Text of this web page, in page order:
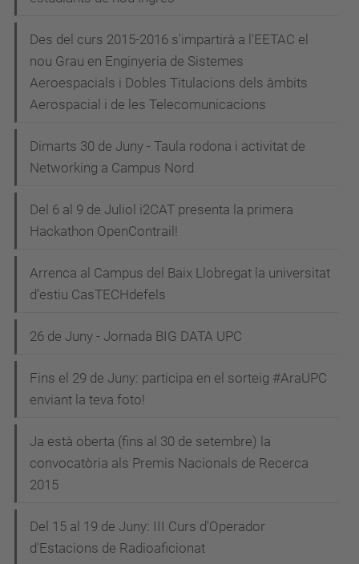
Des del curs 2015-2016 s'impartirà a l'EETAC el
nou Grau en Enginyeria de Sistemes
Aeroespacials i Dobles Titulacions dels àmbits
Aerospacial i de les Telecomunicacions
Dimarts 30 de Juny - Taula rodona i activitat de
Networking a Campus Nord
Del 6 al 9 de Juliol i2CAT presenta la primera
Hackathon OpenContrail!
Arrenca al Campus del Baix Llobregat la universitat
d’estiu CasTECHdefels
26 de Juny - Jornada BIG DATA UPC
Fins el 29 de Juny: participa en el sorteig #AraUPC
enviant la teva foto!
Ja està oberta (fins al 30 de setembre) la
convocatòria als Premis Nacionals de Recerca
2015
Del 15 al 19 de Juny: III Curs d'Operador
d'Estacions de Radioaficionat